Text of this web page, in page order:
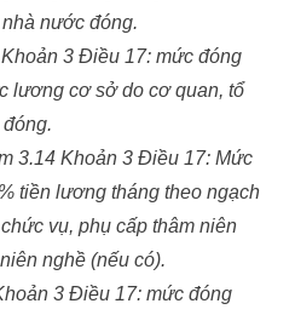
nước đóng.
3 Điều 17: mức đóng
lương cơ sở do cơ quan, tổ
3.14 Khoản 3 Điều 17: Mức
tiền lương tháng theo ngạch
vụ, phụ cấp thâm niên
nghề (nếu có).
3 Điều 17: mức đóng